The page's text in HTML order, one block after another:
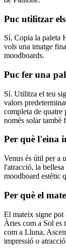
Puc utilitzar
Sí. Copia la paleta
vols una imatge
moodboards.
Puc fer una
Sí. Utilitza el teu
valors
completa de quatre
només solar també
Per què l'eina
Venus és útil per a
l'atracció, la
moodboard estètic
Per què el
El mateix signe pot
Àries com a Sol es
com a Lluna,
impressió o